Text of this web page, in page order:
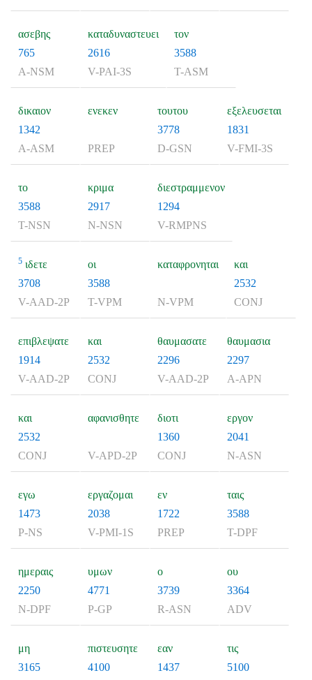
ασεβης
765
A-NSM
καταδυναστευει
2616
V-PAI-3S
τον
3588
T-ASM
δικαιον
1342
A-ASM
ενεκεν
PREP
τουτου
3778
D-GSN
εξελευσεται
1831
V-FMI-3S
το
3588
T-NSN
κριμα
2917
N-NSN
διεστραμμενον
1294
V-RMPNS
5 ιδετε
3708
V-AAD-2P
οι
3588
T-VPM
καταφρονηται
N-VPM
και
2532
CONJ
επιβλεψατε
1914
V-AAD-2P
και
2532
CONJ
θαυμασατε
2296
V-AAD-2P
θαυμασια
2297
A-APN
και
2532
CONJ
αφανισθητε
V-APD-2P
διοτι
1360
CONJ
εργον
2041
N-ASN
εγω
1473
P-NS
εργαζομαι
2038
V-PMI-1S
εν
1722
PREP
ταις
3588
T-DPF
ημεραις
2250
N-DPF
υμων
4771
P-GP
ο
3739
R-ASN
ου
3364
ADV
μη
3165
πιστευσητε
4100
εαν
1437
τις
5100